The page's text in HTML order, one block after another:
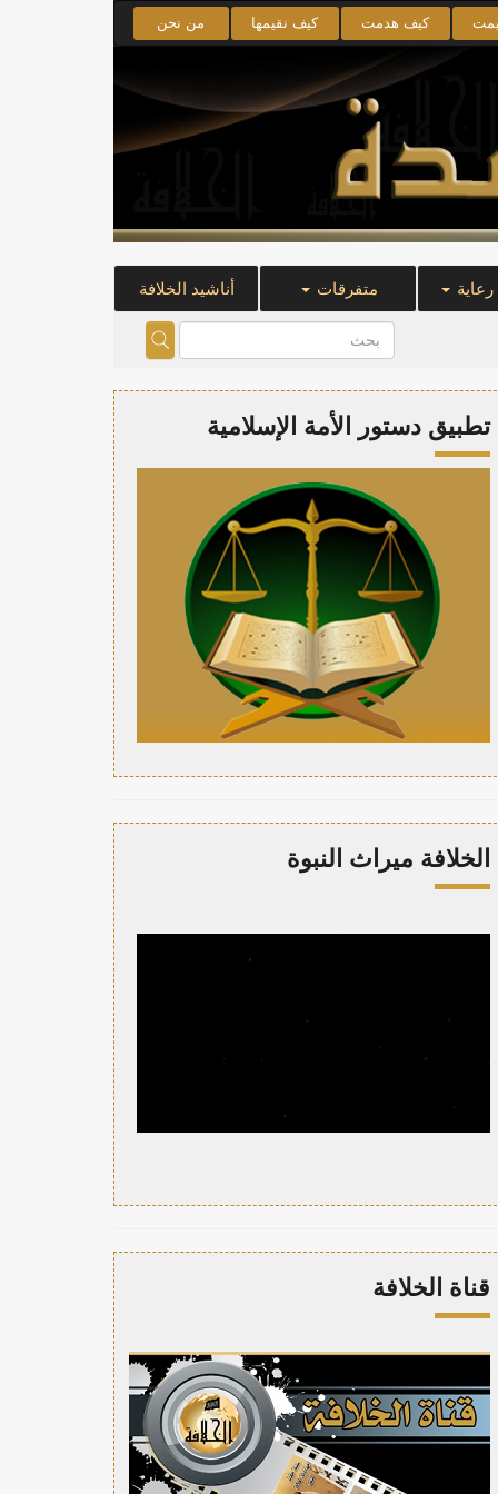
كيف هدمت كيف نقيمها من نحن
متفرقات أناشيد الخلافة
تطبيق دستور الأمة الإسلامية
الخلافة ميراث النبوة
قناة الخلافة